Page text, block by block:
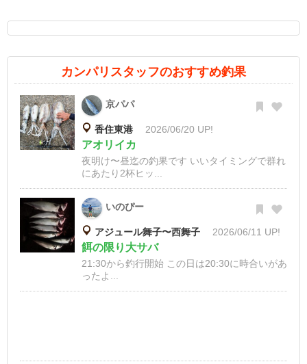
カンパリスタッフのおすすめ釣果
京パパ
香住東港 2026/06/20 UP!
アオリイカ
夜明け〜昼迄の釣果です いいタイミングで群れ
にあたり2杯ヒッ...
いのぴー
アジュール舞子〜西舞子 2026/06/11 UP!
餌の限り大サバ
21:30から釣行開始 この日は20:30に時合いがあ
ったよ...